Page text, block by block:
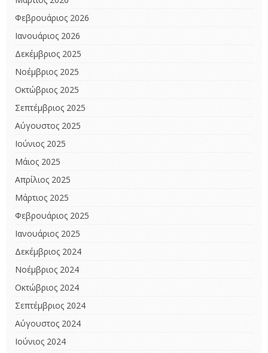
Φεβρουάριος 2026
Ιανουάριος 2026
Δεκέμβριος 2025
Νοέμβριος 2025
Οκτώβριος 2025
Σεπτέμβριος 2025
Αύγουστος 2025
Ιούνιος 2025
Μάιος 2025
Απρίλιος 2025
Μάρτιος 2025
Φεβρουάριος 2025
Ιανουάριος 2025
Δεκέμβριος 2024
Νοέμβριος 2024
Οκτώβριος 2024
Σεπτέμβριος 2024
Αύγουστος 2024
Ιούνιος 2024